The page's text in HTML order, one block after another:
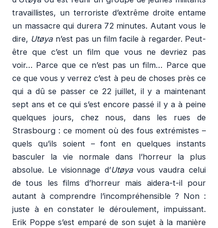
travaillistes, un terroriste d’extrême droite entame
un massacre qui durera 72 minutes. Autant vous le
dire, Utøyan’est pas un film facile à regarder. Peut-
être que c’est un film que vous ne devriez pas
voir… Parce que ce n’est pas un film… Parce que
ce que vous y verrez c’est à peu de choses près ce
qui a dû se passer ce 22 juillet, il y a maintenant
sept ans et ce qui s’est encore passé il y a à peine
quelques jours, chez nous, dans les rues de
Strasbourg : ce moment où des fous extrémistes –
quels qu’ils soient – font en quelques instants
basculer la vie normale dans l’horreur la plus
absolue. Le visionnage d’Utøyavous vaudra celui
de tous les films d’horreur mais aidera-t-il pour
autant à comprendre l’incompréhensible ? Non :
juste à en constater le déroulement, impuissant.
Erik Poppe s’est emparé de son sujet à la manière